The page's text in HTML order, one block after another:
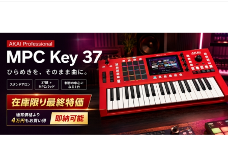
e
b
o
o
k
o
d
o
n
l